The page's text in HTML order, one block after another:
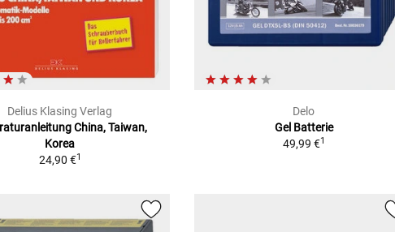
Delius Klasing Verlag
China, Taiwan,
Korea
24,90 €1
Delo
Gel Batterie
49,99 €1